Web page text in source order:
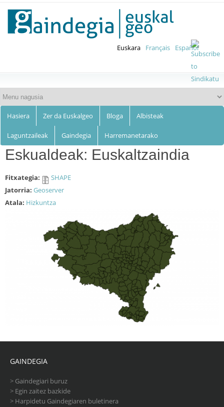
main
content
Euskalgeo
Euskara Français Español
Hasiera Zer da Euskalgeo Bloga Albisteak
Laguntzaileak Gaindegia Harremanetarako
Eskualdeak: Euskaltzaindia
Fitxategia:
SHAPE
Jatorria: Geoserver
Atala: Hizkuntza
GAINDEGIA
> Gaindegiari buruz
> Egin zaitez bazkide
> Harpidetu Gaindegiaren buletinera